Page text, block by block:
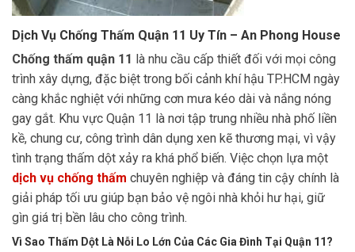
Dịch Vụ Chống Thấm Quận 11 Uy Tín – An Phong House
Chống thấm quận 11 là nhu cầu cấp thiết đối với mọi công
trình xây dựng, đặc biệt trong bối cảnh khí hậu TP.HCM ngày
càng khắc nghiệt với những cơn mưa kéo dài và nắng nóng
gay gắt. Khu vực Quận 11 là nơi tập trung nhiều nhà phố liền
kề, chung cư, công trình dân dụng xen kẽ thương mại, vì vậy
tình trạng thấm dột xảy ra khá phổ biến. Việc chọn lựa một
dịch vụ chống thấm chuyên nghiệp và đáng tin cậy chính là
giải pháp tối ưu giúp bạn bảo vệ ngôi nhà khỏi hư hại, giữ
gìn giá trị bền lâu cho công trình.
Vì Sao Thấm Dột Là Nỗi Lo Lớn Của Các Gia Đình Tại Quận 11?